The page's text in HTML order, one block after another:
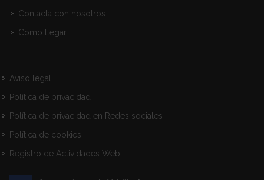
Contacta con nosotros
Como llegar
Aviso legal
Política de privacidad
Política de privacidad en Redes sociales
Política de cookies
Registro de Actividades Web